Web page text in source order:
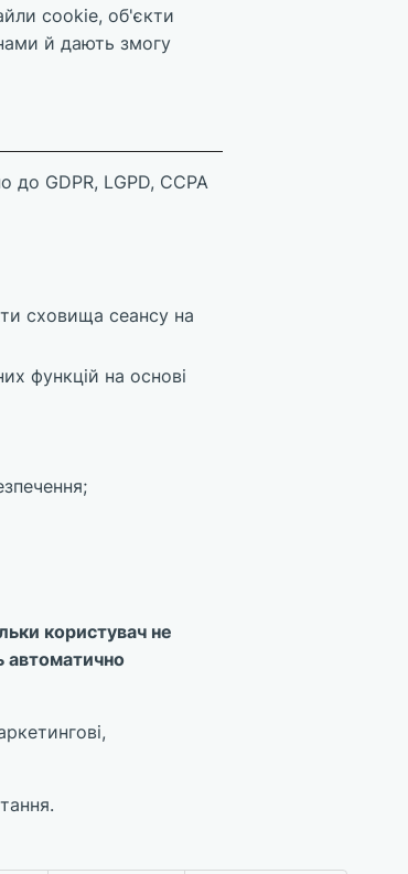
cookie, об'єкти
й дають змогу
GDPR, LGPD, CCPA
сховища сеансу на
функцій на основі
користувач не
автоматично